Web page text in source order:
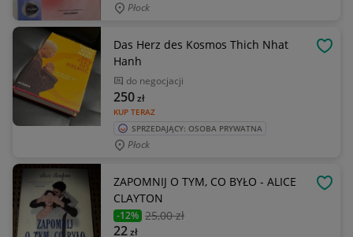
Płock
Das Herz des Kosmos Thich Nhat
Hanh
do negocjacji
KUP TERAZ
250zł
SPRZEDAJĄCY: OSOBA PRYWATNA
Płock
ZAPOMNIJ O TYM, CO BYŁO - ALICE
CLAYTON
-12% 25,00 zł
22zł